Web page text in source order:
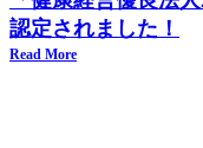
認定されました！
Read More